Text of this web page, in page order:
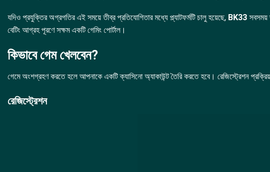
যদিও প্রযুক্তির অগ্রগতির এই সময়ে তীব্র প্রতিযোগিতার মধ্যে প্ল্যাটফর্মটি চালু হয়েছে, BK33 সবসময়
বেটিং আগ্রহ পূরণে সক্ষম একটি গেমিং পোর্টাল।
কিভাবে গেম খেলবেন?
গেমে অংশগ্রহণ করতে হলে আপনাকে একটি ক্যাসিনো অ্যাকাউন্ট তৈরি করতে হবে। রেজিস্ট্রেশন
রেজিস্ট্রেশন